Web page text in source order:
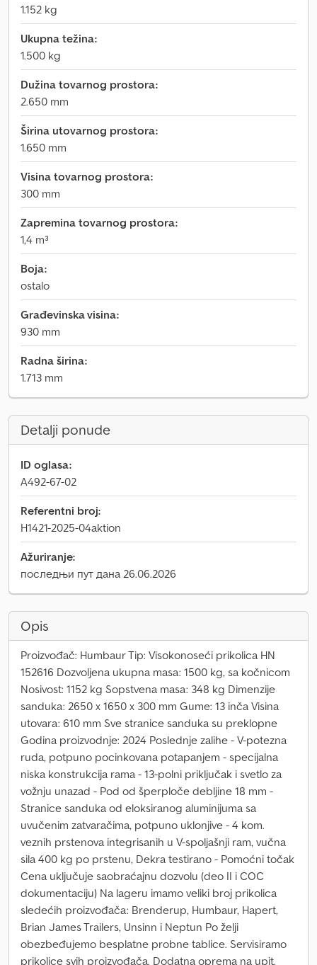
1.152 kg
Ukupna težina:
1.500 kg
Dužina tovarnog prostora:
2.650 mm
Širina utovarnog prostora:
1.650 mm
Visina tovarnog prostora:
300 mm
Zapremina tovarnog prostora:
1,4 m³
Boja:
ostalo
Građevinska visina:
930 mm
Radna širina:
1.713 mm
Detalji ponude
ID oglasa:
A492-67-02
Referentni broj:
H1421-2025-04aktion
Ažuriranje:
последњи пут дана 26.06.2026
Opis
Proizvođač: Humbaur Tip: Visokonoseći prikolica HN
152616 Dozvoljena ukupna masa: 1500 kg, sa kočnicom
Nosivost: 1152 kg Sopstvena masa: 348 kg Dimenzije
sanduka: 2650 x 1650 x 300 mm Gume: 13 inča Visina
utovara: 610 mm Sve stranice sanduka su preklopne
Godina proizvodnje: 2024 Poslednje zalihe - V-potezna
ruda, potpuno pocinkovana potapanjem - specijalna
niska konstrukcija rama - 13-polni priključak i svetlo za
vožnju unazad - Pod od šperploče debljine 18 mm -
Stranice sanduka od eloksiranog aluminijuma sa
uvučenim zatvaračima, potpuno uklonjive - 4 kom.
veznih prstenova integrisanih u V-spoljašnji ram, vučna
sila 400 kg po prstenu, Dekra testirano - Pomoćni točak
Cena uključuje saobraćajnu dozvolu (deo II i COC
dokumentaciju) Na lageru imamo veliki broj prikolica
sledećih proizvođača: Brenderup, Humbaur, Hapert,
Brian James Trailers, Unsinn i Neptun Po želji
obezbeđujemo besplatne probne tablice. Servisiramo
prikolice svih proizvođača. Dodatna oprema na upit.